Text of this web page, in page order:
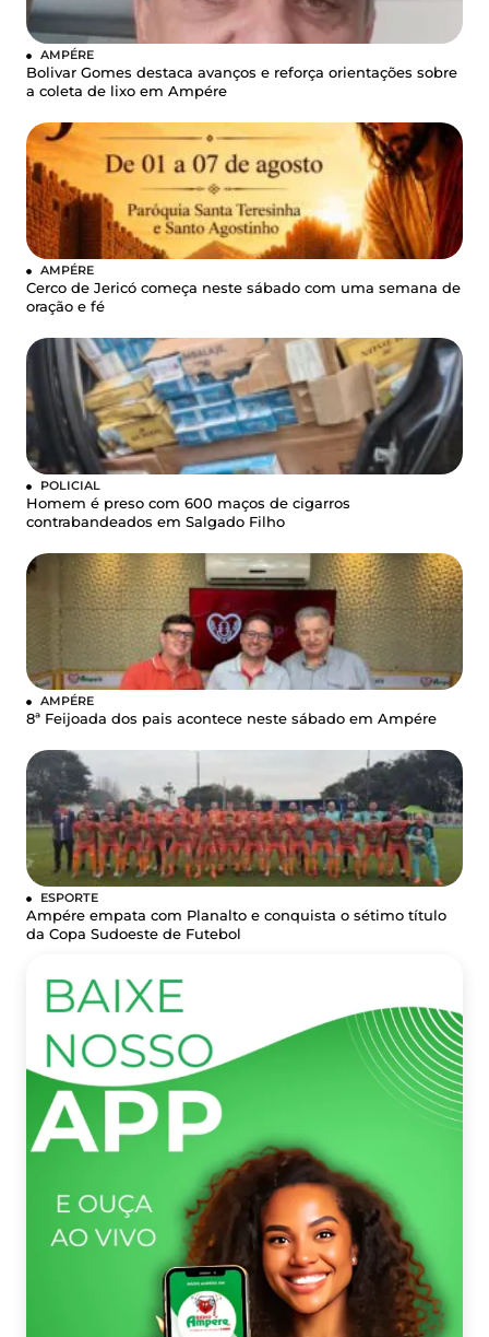
AMPÉRE
Bolivar Gomes destaca avanços e reforça orientações sobre
a coleta de lixo em Ampére
AMPÉRE
Cerco de Jericó começa neste sábado com uma semana de
oração e fé
POLICIAL
Homem é preso com 600 maços de cigarros
contrabandeados em Salgado Filho
AMPÉRE
8ª Feijoada dos pais acontece neste sábado em Ampére
ESPORTE
Ampére empata com Planalto e conquista o sétimo título
da Copa Sudoeste de Futebol